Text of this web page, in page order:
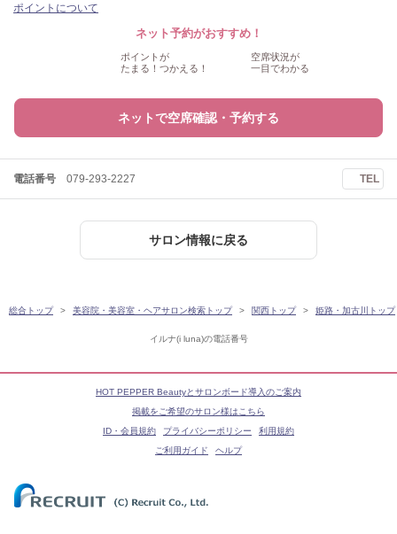
イルナ(i luna)の電話番号
ポイントについて
ネット予約がおすすめ！
ポイントが
たまる！つかえる！
空席状況が
一目でわかる
ネットで空席確認・予約する
電話番号 079-293-2227 TEL
サロン情報に戻る
総合トップ 美容院・美容室・ヘアサロン検索トップ 関西トップ 姫路・加古川トップ
HOT PEPPER Beautyとサロンボード導入のご案内
掲載をご希望のサロン様はこちら
ID・会員規約
プライバシーポリシー
利用規約
ご利用ガイド
ヘルプ